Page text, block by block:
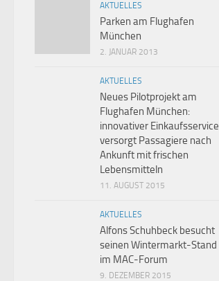
AKTUELLES
Parken am Flughafen
München
2. JANUAR 2013
AKTUELLES
Neues Pilotprojekt am
Flughafen München:
innovativer Einkaufsservice
versorgt Passagiere nach
Ankunft mit frischen
Lebensmitteln
11. AUGUST 2015
AKTUELLES
Alfons Schuhbeck besucht
seinen Wintermarkt-Stand
im MAC-Forum
9. DEZEMBER 2015